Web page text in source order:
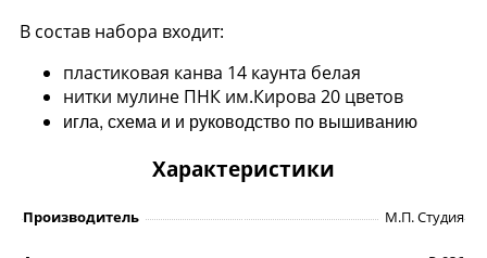
В состав набора входит:
пластиковая канва 14 каунта белая
нитки мулине ПНК им.Кирова 20 цветов
игла, схема и и руководство по вышиванию
Характеристики
Производитель М.П. Студия